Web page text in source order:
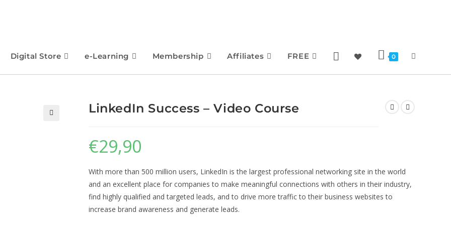
Digital Store e-Learning Membership Affiliates FREE 0
LinkedIn Success – Video Course
€29,90
With more than 500 million users, LinkedIn is the largest professional networking site in the world
and an excellent place for companies to make meaningful connections with others in their industry,
find highly qualified and targeted leads, and to drive more traffic to their business websites to
increase brand awareness and generate leads.